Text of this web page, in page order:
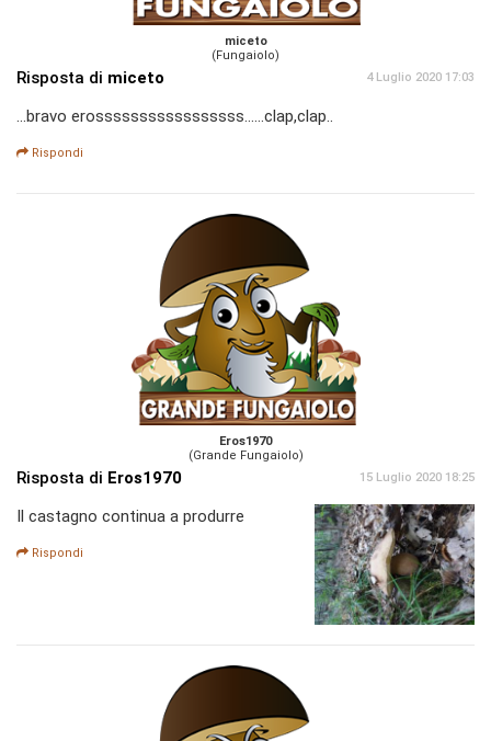
miceto
(Fungaiolo)
Risposta di miceto 4 Luglio 2020 17:03
...bravo erosssssssssssssssss......clap,clap..
Rispondi
Eros1970
(Grande Fungaiolo)
Risposta di Eros1970 15 Luglio 2020 18:25
Il castagno continua a produrre
Rispondi